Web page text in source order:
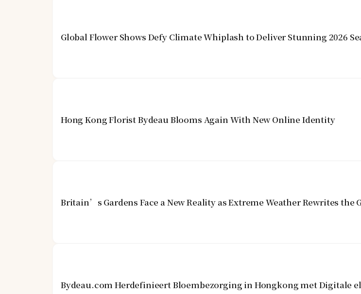
Global Flower Shows Defy Climate Whiplash to Deliver Stunning 2026
Hong Kong Florist Bydeau Blooms Again With New Online Identity
Britain’s Gardens Face a New Reality as Extreme Weather Rewrites the
Bydeau.com Herdefinieert Bloembezorging in Hongkong met Digitale